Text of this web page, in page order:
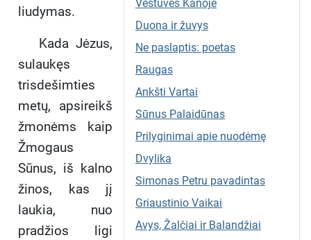
Vestuvės Kanoje
Duona ir žuvys
Ne paslaptis: poetas
Raugas
Ankšti Vartai
Sūnus Palaidūnas
Prilyginimai apie nuodėmę
Dvylika
Simonas Petru pavadintas
Griaustinio Vaikai
Avys, Žalčiai ir Balandžiai
liudymas.
Kada Jėzus,
sulaukęs
trisdešimties
metų, apsireikš
žmonėms kaip
Žmogaus
Sūnus, iš kalno
žinos, kas jį
laukia, nuo
pradžios ligi